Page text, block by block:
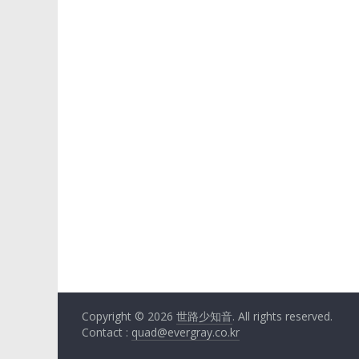
Copyright © 2026 世路少知音. All rights reserved.
Contact : quad@evergray.co.kr